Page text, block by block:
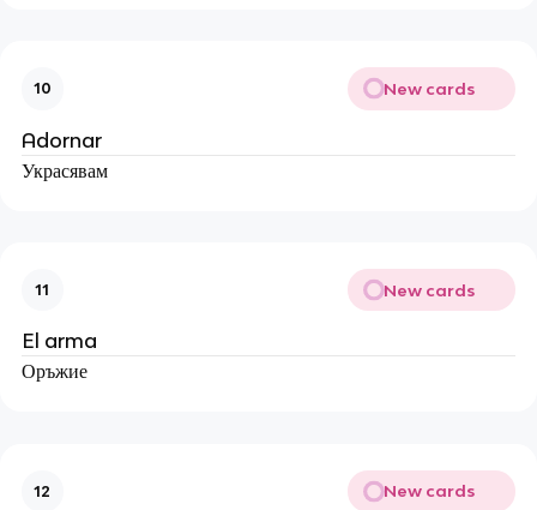
10 New cards
Adornar
Украсявам
11 New cards
El arma
Оръжие
12 New cards